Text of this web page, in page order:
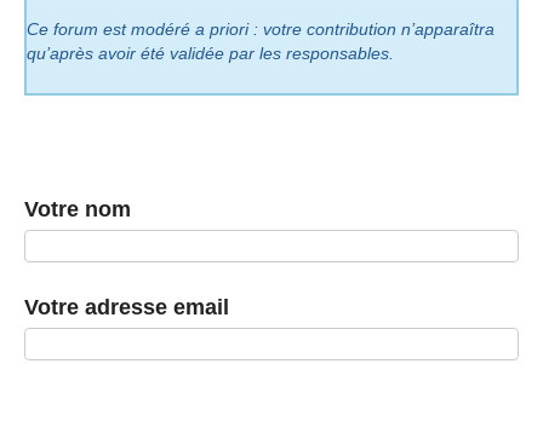
Ce forum est modéré a priori : votre contribution n’apparaîtra
qu’après avoir été validée par les responsables.
Votre nom
Votre adresse email